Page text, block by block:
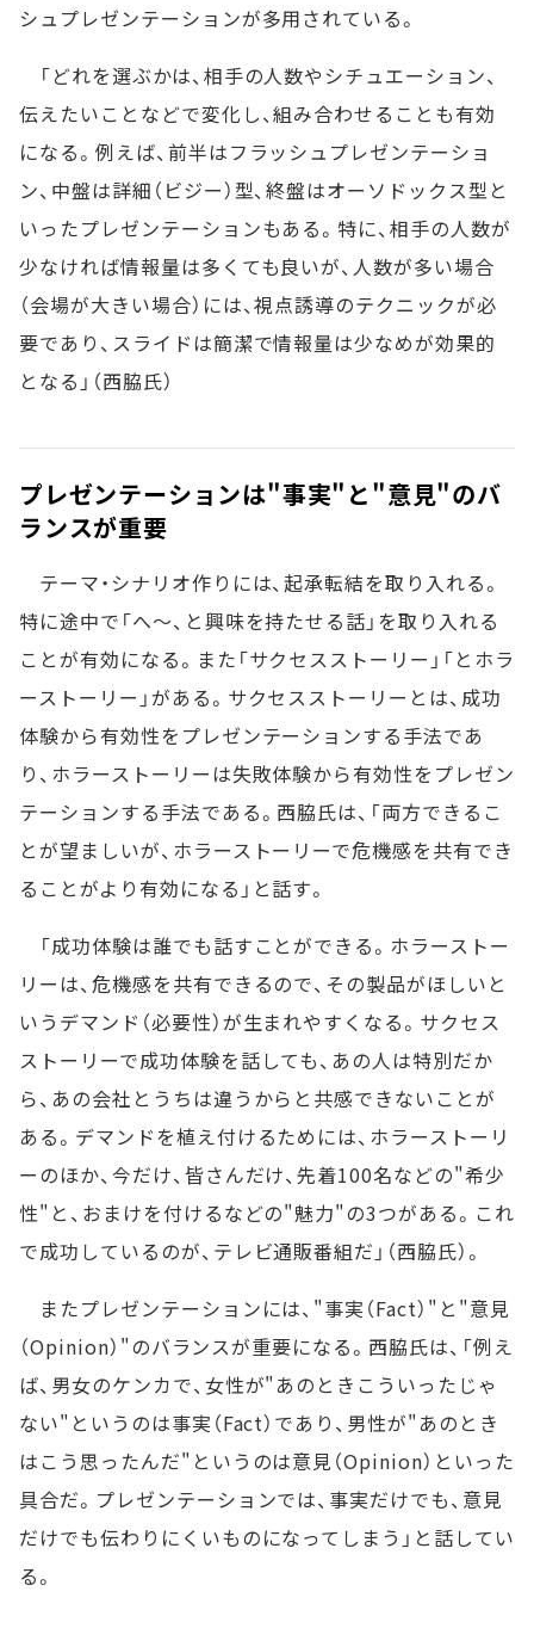
シュプレゼンテーションが多用されている。
「どれを選ぶかは、相手の人数やシチュエーション、
伝えたいことなどで変化し、組み合わせることも有効
になる。例えば、前半はフラッシュプレゼンテーショ
ン、中盤は詳細（ビジー）型、終盤はオーソドックス型と
いったプレゼンテーションもある。特に、相手の人数が
少なければ情報量は多くても良いが、人数が多い場合
（会場が大きい場合）には、視点誘導のテクニックが必
要であり、スライドは簡潔で情報量は少なめが効果的
となる」（西脇氏）
プレゼンテーションは"事実"と"意見"のバ
ランスが重要
テーマ・シナリオ作りには、起承転結を取り入れる。
特に途中で「へ～、と興味を持たせる話」を取り入れる
ことが有効になる。また「サクセスストーリー」「とホラ
ーストーリー」がある。サクセスストーリーとは、成功
体験から有効性をプレゼンテーションする手法であ
り、ホラーストーリーは失敗体験から有効性をプレゼン
テーションする手法である。西脇氏は、「両方できるこ
とが望ましいが、ホラーストーリーで危機感を共有でき
ることがより有効になる」と話す。
「成功体験は誰でも話すことができる。ホラーストー
リーは、危機感を共有できるので、その製品がほしいと
いうデマンド（必要性）が生まれやすくなる。サクセス
ストーリーで成功体験を話しても、あの人は特別だか
ら、あの会社とうちは違うからと共感できないことが
ある。デマンドを植え付けるためには、ホラーストーリ
ーのほか、今だけ、皆さんだけ、先着100名などの"希少
性"と、おまけを付けるなどの"魅力"の3つがある。これ
で成功しているのが、テレビ通販番組だ」（西脇氏）。
またプレゼンテーションには、"事実（Fact）"と"意見
（Opinion）"のバランスが重要になる。西脇氏は、「例え
ば、男女のケンカで、女性が"あのときこういったじゃ
ない"というのは事実（Fact）であり、男性が"あのとき
はこう思ったんだ"というのは意見（Opinion）といった
具合だ。プレゼンテーションでは、事実だけでも、意見
だけでも伝わりにくいものになってしまう」と話してい
る。